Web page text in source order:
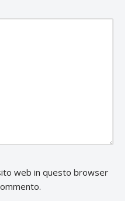
web in questo browser